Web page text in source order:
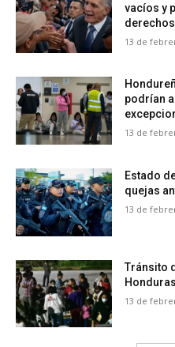
vacíos y
13 de
podrían
13 de
Estado
quejas
13 de
Tránsito
13 de